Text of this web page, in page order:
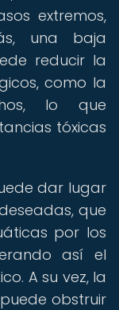
extremos,
una baja
reducir la
como la
lo que
tóxicas
dar lugar
que
por los
así el
A su vez, la
obstruir